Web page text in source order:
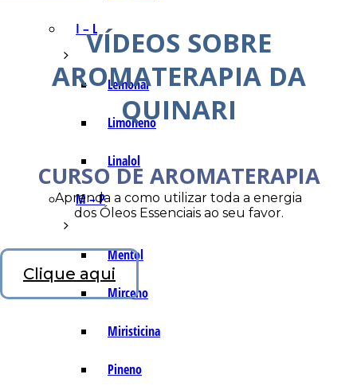
I – L
Lemonal
Limoneno
Linalol
M – P
Mentol
Mirceno
Miristicina
Pineno
VÍDEOS SOBRE
AROMATERAPIA DA
QUINARI
CURSO DE AROMATERAPIA
Aprenda a como utilizar toda a energia
dos Óleos Essenciais ao seu favor.
Clique aqui